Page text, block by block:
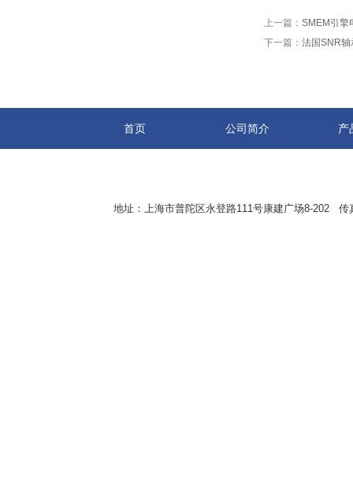
上一篇： SMEM引擎
下一篇： 法国SNR轴
首页 公司简介 产
地址：上海市普陀区永登路111号康建广场8-202